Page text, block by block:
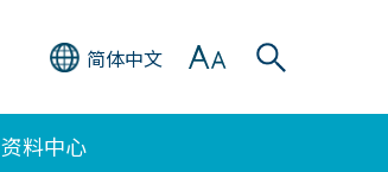
简体中文
资料中心